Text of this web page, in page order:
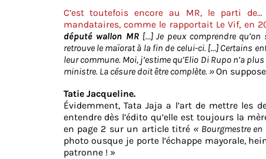
C’est toutefois encore au MR, le parti
mandataires, comme le rapportait Le Vif, en
député wallon MR[…] Je peux comprendre
retrouve le maïorat à la fin de celui-ci. […] Certains
leur commune. Moi, j’estime qu’Elio Di Rupo n’a
ministre. La césure doit être complète. »On
Tatie Jacqueline.
Évidemment, Tata Jaja a l’art de mettre les
entendre dès l’édito qu’elle est toujours la
en page 2 sur un article titré « Bourgmestre
photo ousque je porte l’échappe mayorale,
patronne ! »